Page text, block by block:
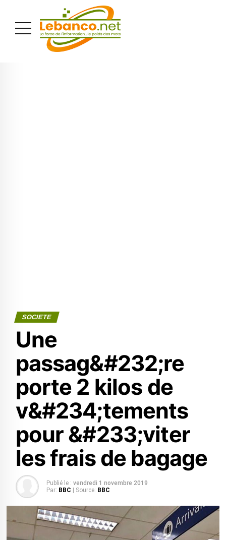
SOCIETE
Une
passag&#232;re
porte 2 kilos de
v&#234;tements
pour &#233;viter
les frais de bagage
Publié le : vendredi 1 novembre 2019
Par: BBC | Source: BBC